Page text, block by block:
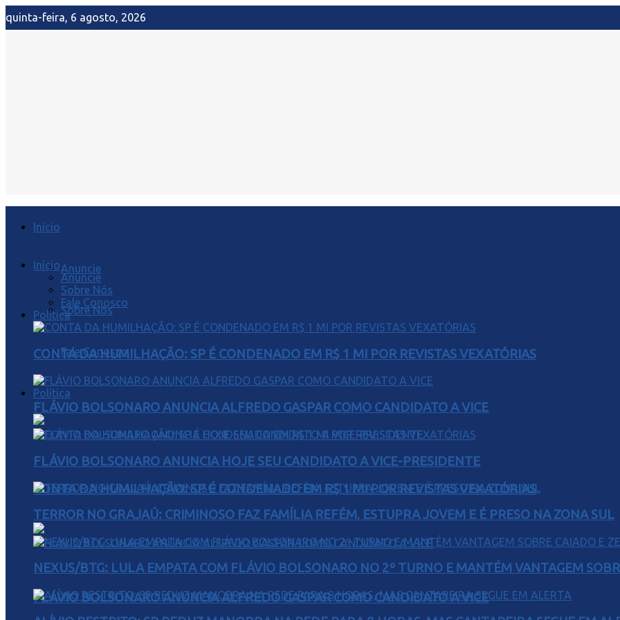
quinta-feira, 6 agosto, 2026
Início
Anuncie
Sobre Nós
Fale Conosco
Política
CONTA DA HUMILHAÇÃO: SP É CONDENADO EM R$ 1 MI POR REVISTAS VEXATÓRIAS
FLÁVIO BOLSONARO ANUNCIA ALFREDO GASPAR COMO CANDIDATO A VICE
Início
Anuncie
Sobre Nós
Fale Conosco
Política
CONTA DA HUMILHAÇÃO: SP É CONDENADO EM R$ 1 MI POR REVISTAS VEXATÓRIAS
FLÁVIO BOLSONARO ANUNCIA ALFREDO GASPAR COMO CANDIDATO A VICE
FLÁVIO BOLSONARO ANUNCIA HOJE SEU CANDIDATO A VICE-PRESIDENTE
TERROR NO GRAJAÚ: CRIMINOSO FAZ FAMÍLIA REFÉM, ESTUPRA JOVEM E É PRESO NA ZONA SUL
NEXUS/BTG: LULA EMPATA COM FLÁVIO BOLSONARO NO 2º TURNO E MANTÉM VANTAGEM